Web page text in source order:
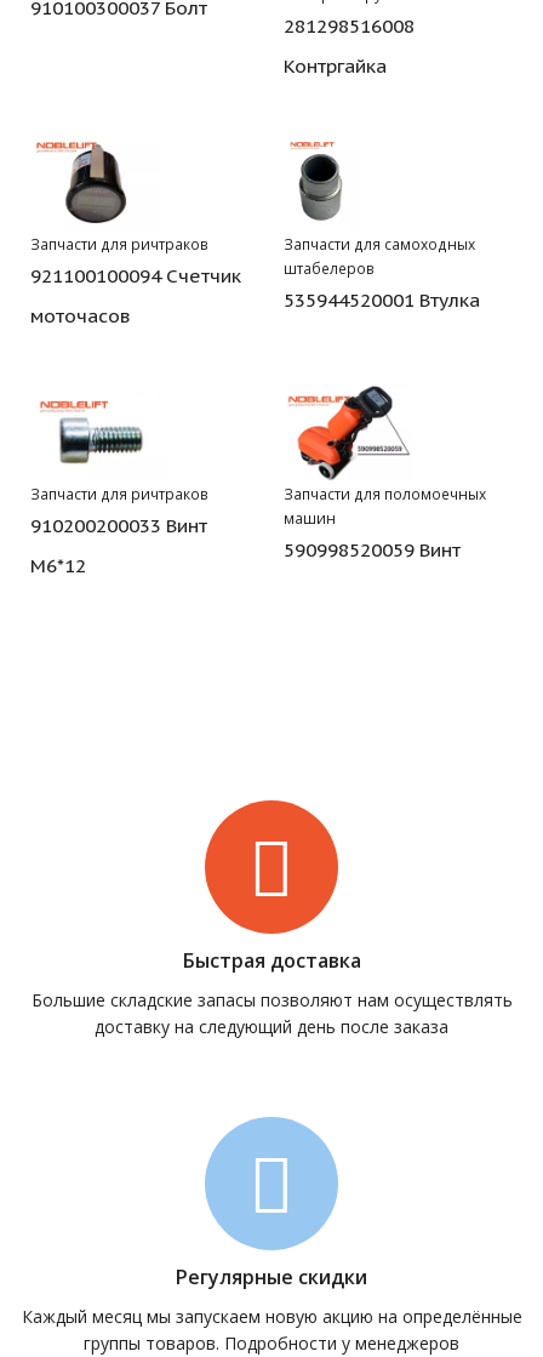
910100300037 Болт
281298516008
Контргайка
Запчасти для ричтраков
921100100094 Счетчик
моточасов
Запчасти для самоходных
штабелеров
535944520001 Втулка
Запчасти для ричтраков
910200200033 Винт
M6*12
Запчасти для поломоечных
машин
590998520059 Винт
Быстрая доставка
Большие складские запасы позволяют нам осуществлять
доставку на следующий день после заказа
Регулярные скидки
Каждый месяц мы запускаем новую акцию на определённые
группы товаров. Подробности у менеджеров